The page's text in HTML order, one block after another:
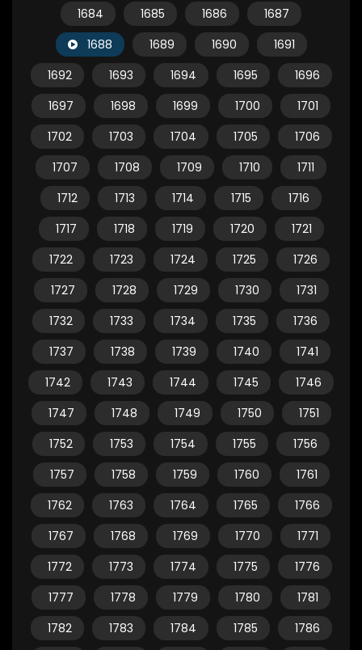
1684
1685 1686
1687
1688
1689 1690
1691
1692
1693 1694 1695
1696
1697
1698 1699 1700
1701
1702
1703 1704 1705
1706
1707
1708 1709 1710
1711
1712
1713 1714 1715
1716
1717
1718 1719 1720
1721
1722
1723 1724 1725
1726
1727
1728 1729 1730
1731
1732
1733 1734 1735
1736
1737
1738 1739 1740
1741
1742
1743 1744 1745
1746
1747
1748 1749 1750
1751
1752
1753 1754 1755
1756
1757
1758 1759 1760
1761
1762
1763 1764 1765
1766
1767
1768 1769 1770
1771
1772
1773 1774 1775
1776
1777
1778 1779 1780
1781
1782
1783 1784 1785
1786